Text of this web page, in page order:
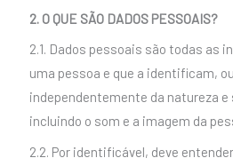
2. O QUE SÃO DADOS PESSOAIS?
2.1. Dados pessoais são todas as
uma pessoa e que a identificam,
independentemente da natureza
incluindo o som e a imagem da
2.2. Por identificável, deve